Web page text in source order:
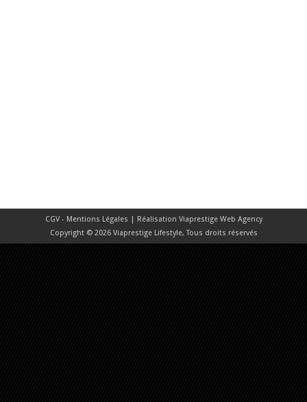
CGV - Mentions Légales | Réalisation Viaprestige Web Agency
Copyright © 2026 Viaprestige Lifestyle, Tous droits réservés